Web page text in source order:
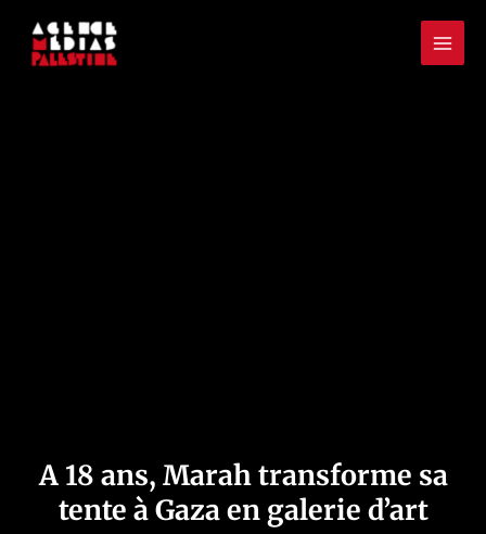
contenu
Main
A 18 ans, Marah transforme sa
tente à Gaza en galerie d’art